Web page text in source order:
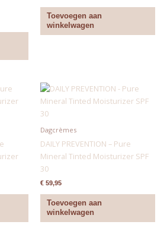
Toevoegen aan
winkelwagen
Dagcrèmes
DAILY PREVENTION – Pure
Mineral Tinted Moisturizer SPF
30
€ 59,95
Toevoegen aan
winkelwagen